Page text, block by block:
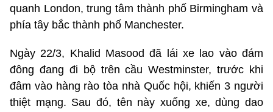
quanh London, trung tâm thành phố Birmingham và
phía tây bắc thành phố Manchester.
Ngày 22/3, Khalid Masood đã lái xe lao vào đám
đông đang đi bộ trên cầu Westminster, trước khi
đâm vào hàng rào tòa nhà Quốc hội, khiến 3 người
thiệt mạng. Sau đó, tên này xuống xe, dùng dao